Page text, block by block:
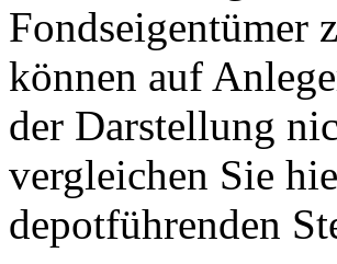
Fondseigentümer
können auf
der Darstellung
vergleichen Sie
depotführenden